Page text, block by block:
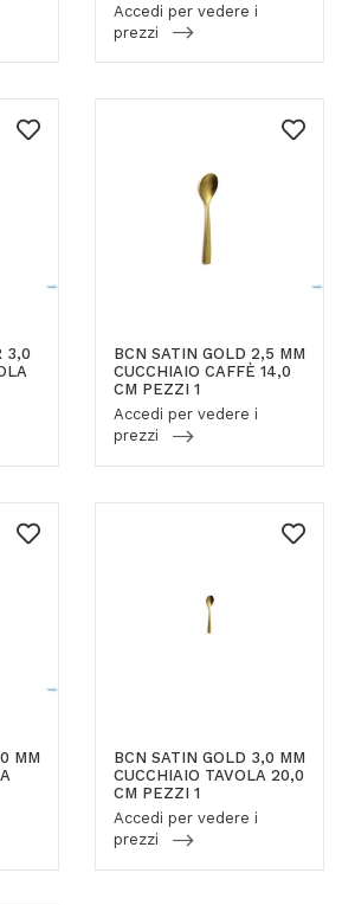
Accedi per vedere i
prezzi
3,0
BCN SATIN GOLD 2,5 MM
CUCCHIAIO CAFFÈ 14,0
CM PEZZI 1
Accedi per vedere i
prezzi
MM
BCN SATIN GOLD 3,0 MM
CUCCHIAIO TAVOLA 20,0
CM PEZZI 1
Accedi per vedere i
prezzi